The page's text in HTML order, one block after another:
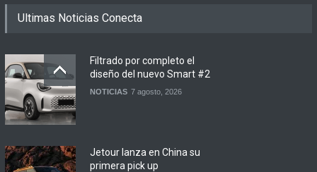
Ultimas Noticias Conecta
Filtrado por completo el
diseño del nuevo Smart #2
NOTICIAS 7 agosto, 2026
Jetour lanza en China su
primera pick up